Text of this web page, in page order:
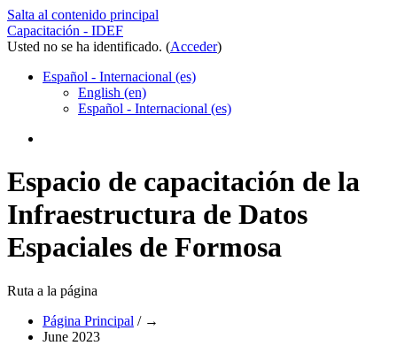
Salta al contenido principal
Capacitación - IDEF
Usted no se ha identificado. (Acceder)
Español - Internacional ‎(es)‎
English ‎(en)‎
Español - Internacional ‎(es)‎
Espacio de capacitación de la
Infraestructura de Datos
Espaciales de Formosa
Ruta a la página
Página Principal / →
June 2023